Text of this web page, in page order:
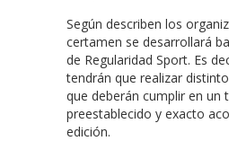
Según describen los
certamen se desarrollará
de Regularidad Sport. Es
tendrán que realizar
que deberán cumplir en un
preestablecido y exacto
edición.